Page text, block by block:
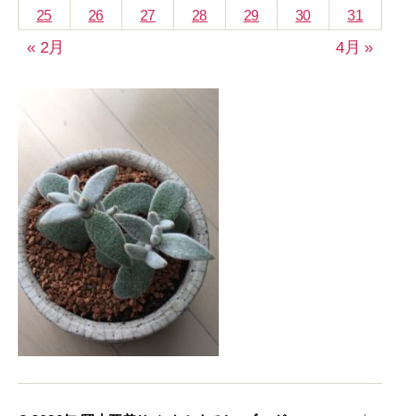
25
26 27 28 29 30 31
« 2月 4月 »